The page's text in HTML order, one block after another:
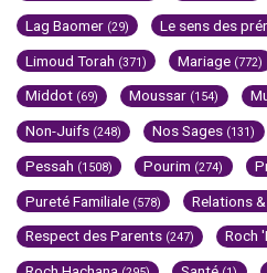
Lag Baomer (29) Le sens des
Limoud Torah (371) Mariage (772)
Middot (69) Moussar (154)
Non-Juifs (248) Nos Sages (131)
Pessah (1508) Pourim (274)
Pureté Familiale (578) Relations
Respect des Parents (247) Roch